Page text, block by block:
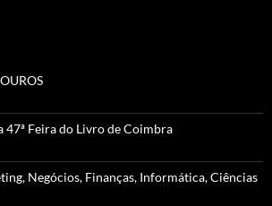
47ª Feira do Livro de Coimbra
Negócios, Finanças, Informática, Ciências